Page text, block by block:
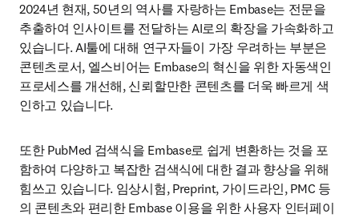
2024년 현재, 50년의 역사를 자랑하는 Embase는 전문을
추출하여 인사이트를 전달하는 AI로의 확장을 가속화하고
있습니다. AI툴에 대해 연구자들이 가장 우려하는 부분은
콘텐츠로서, 엘스비어는 Embase의 혁신을 위한 자동색인
프로세스를 개선해, 신뢰할만한 콘텐츠를 더욱 빠르게 색
인하고 있습니다.
또한 PubMed 검색식을 Embase로 쉽게 변환하는 것을 포
함하여 다양하고 복잡한 검색식에 대한 결과 향상을 위해
힘쓰고 있습니다. 임상시험, Preprint, 가이드라인, PMC 등
의 콘텐츠와 편리한 Embase 이용을 위한 사용자 인터페이